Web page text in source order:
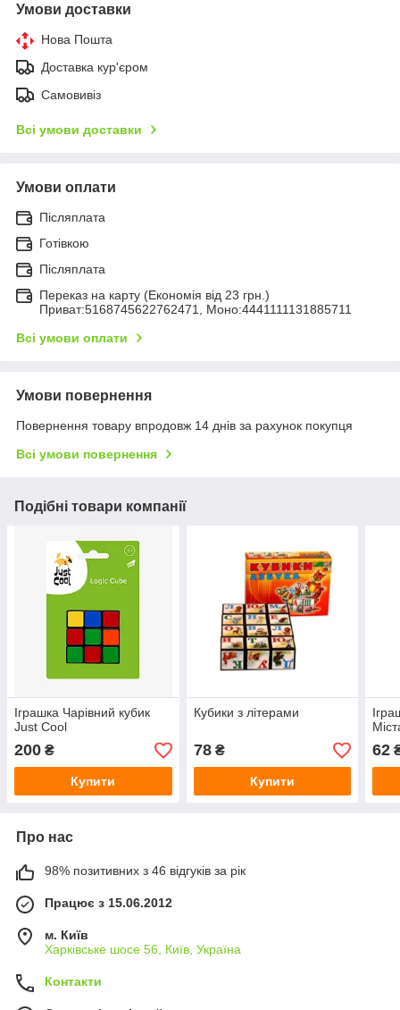
Умови доставки
Нова Пошта
Доставка кур'єром
Самовивіз
Всі умови доставки
Умови оплати
Післяплата
Готівкою
Післяплата
Переказ на карту (Економія від 23 грн.)
Приват:5168745622762471, Моно:4441111131885711
Всі умови оплати
Умови повернення
Повернення товару впродовж 14 днів за рахунок покупця
Всі умови повернення
Подібні товари компанії
Іграшка Чарівний кубик
Just Cool
200 ₴
Купити
Кубики з літерами
78₴
Купити
62
Про нас
98% позитивних з 46 відгуків за рік
Працює з 15.06.2012
м. Київ
Харківське шосе 56, Київ, Україна
Контакти